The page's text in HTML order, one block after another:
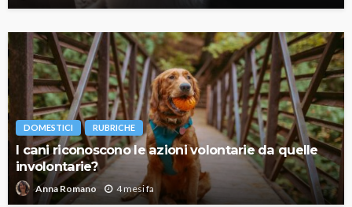
DOMESTICI RUBRICHE
I cani riconoscono le azioni volontarie da quelle
involontarie?
Anna Romano 4 mesi fa